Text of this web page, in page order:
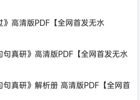
高清版PDF【全网首发无水
真研》高清版PDF【全网首发无水
真研》解析册 高清版PDF【全网首